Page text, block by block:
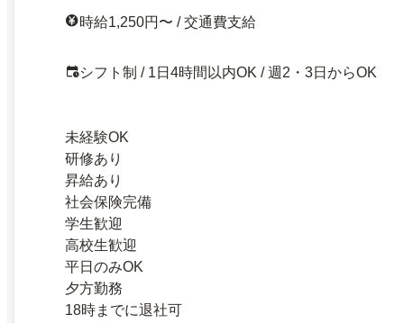
時給1,250円〜 / 交通費支給
シフト制 / 1日4時間以内OK / 週2・3日からOK
未経験OK
研修あり
昇給あり
社会保険完備
学生歓迎
高校生歓迎
平日のみOK
夕方勤務
18時までに退社可